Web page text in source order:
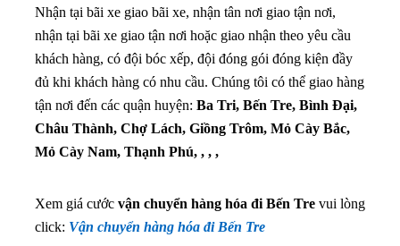
Nhận tại bãi xe giao bãi xe, nhận tân nơi giao tận nơi,
nhận tại bãi xe giao tận nơi hoặc giao nhận theo yêu cầu
khách hàng, có đội bóc xếp, đội đóng gói đóng kiện đầy
đủ khi khách hàng có nhu cầu. Chúng tôi có thể giao hàng
tận nơi đến các quận huyện: Ba Tri, Bến Tre, Bình Đại,
Châu Thành, Chợ Lách, Giồng Trôm, Mỏ Cày Bắc,
Mỏ Cày Nam, Thạnh Phú, , , ,
Xem giá cước vận chuyển hàng hóa đi Bến Tre vui lòng
click: Vận chuyển hàng hóa đi Bến Tre